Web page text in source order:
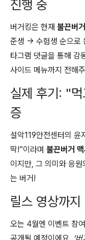
진행 중
버거킹은 현재 불끈버
준생 → 수험생 순으로
타그램 댓글을 통해 감
사이드 메뉴까지 전해
실제 후기: "
증
설악119안전센터의 윤
딱!”이라며 불끈버거
이지만, 그 의미와 응
는 버거!
릴스 영상까
오는 4월엔 이벤트 참